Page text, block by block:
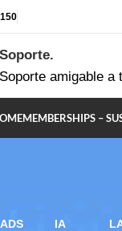
Soporte.
Soporte amigable a
MEMBERSHIPS –
ADS
IA